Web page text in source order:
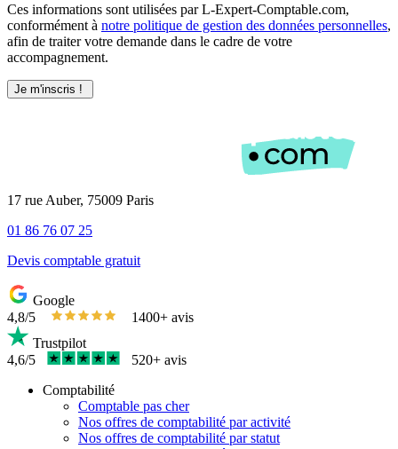
Ces informations sont utilisées par L-Expert-Comptable.com,
conformément à notre politique de gestion des données personnelles,
afin de traiter votre demande dans le cadre de votre
accompagnement.
17 rue Auber, 75009 Paris
01 86 76 07 25
Devis comptable gratuit
Google
4,8/5
1400+ avis
Trustpilot
4,6/5
520+ avis
Comptabilité
Comptable pas cher
Nos offres de comptabilité par activité
Nos offres de comptabilité par statut